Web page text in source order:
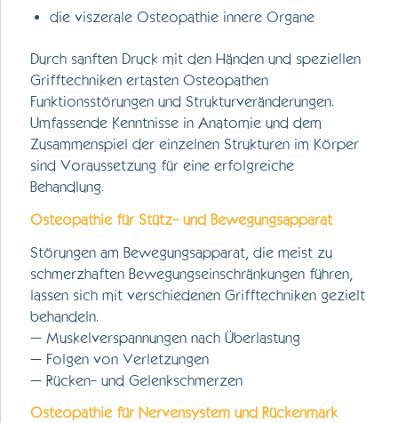
die viszerale Osteopathie innere Organe
Durch sanften Druck mit den Händen und speziellen
Grifftechniken ertasten Osteopathen
Funktionsstörungen und Strukturveränderungen.
Umfassende Kenntnisse in Anatomie und dem
Zusammenspiel der einzelnen Strukturen im Körper
sind Voraussetzung für eine erfolgreiche
Behandlung.
Osteopathiefür Stütz- und Bewegungsapparat
Störungen am Bewegungsapparat, die meist zu
schmerzhaften Bewegungseinschränkungen führen,
lassen sich mit verschiedenen Grifftechniken gezielt
behandeln.
– Muskelverspannungen nach Überlastung
– Folgen von Verletzungen
– Rücken- und Gelenkschmerzen
Osteopathie für Nervensystem und Rückenmark